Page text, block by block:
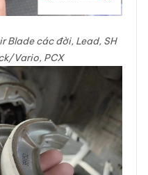
Blade các đời, Lead, SH
Vario, PCX